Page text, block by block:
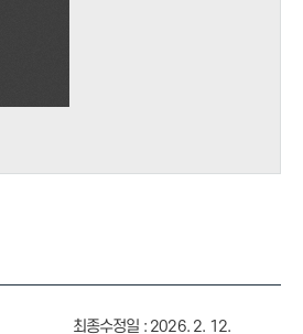
최종수정일 : 2026. 2. 12.